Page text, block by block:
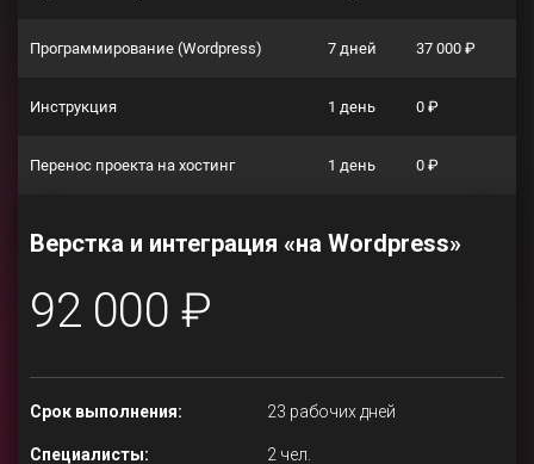
Программирование (Wordpress) 7 дней 37 000 ₽
Инструкция 1 день 0 ₽
Перенос проекта на хостинг 1 день 0 ₽
Верстка и интеграция «на Wordpress»
92 000 ₽
Срок выполнения: 23 рабочих дней
Специалисты: 2 чел.